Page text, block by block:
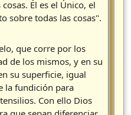
Él es el Único, el
sobre todas las cosas".
que corre por los
de los mismos, y en su
su superficie, igual
la fundición para
Con ello Dios